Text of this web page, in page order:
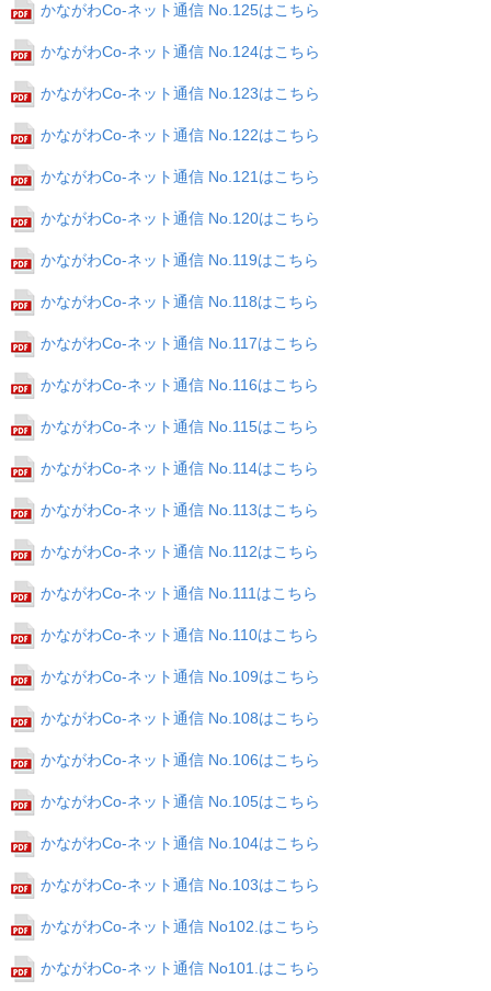
かながわCo-ネット通信 No.125はこちら
かながわCo-ネット通信 No.124はこちら
かながわCo-ネット通信 No.123はこちら
かながわCo-ネット通信 No.122はこちら
かながわCo-ネット通信 No.121はこちら
かながわCo-ネット通信 No.120はこちら
かながわCo-ネット通信 No.119はこちら
かながわCo-ネット通信 No.118はこちら
かながわCo-ネット通信 No.117はこちら
かながわCo-ネット通信 No.116はこちら
かながわCo-ネット通信 No.115はこちら
かながわCo-ネット通信 No.114はこちら
かながわCo-ネット通信 No.113はこちら
かながわCo-ネット通信 No.112はこちら
かながわCo-ネット通信 No.111はこちら
かながわCo-ネット通信 No.110はこちら
かながわCo-ネット通信 No.109はこちら
かながわCo-ネット通信 No.108はこちら
かながわCo-ネット通信 No.106はこちら
かながわCo-ネット通信 No.105はこちら
かながわCo-ネット通信 No.104はこちら
かながわCo-ネット通信 No.103はこちら
かながわCo-ネット通信 No102.はこちら
かながわCo-ネット通信 No101.はこちら